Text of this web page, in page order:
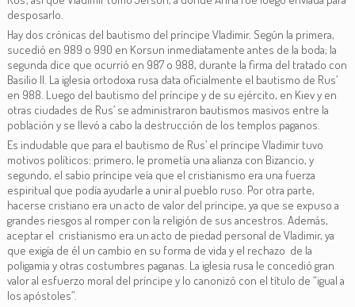
desposarlo.
Hay dos crónicas del bautismo del príncipe Vladimir. Según la primera,
sucedió en 989 o 990 en Korsun inmediatamente antes de la boda; la
segunda dice que ocurrió en 987 o 988, durante la firma del tratado con
Basilio II. La iglesia ortodoxa rusa data oficialmente el bautismo de Rus’
en 988. Luego del bautismo del príncipe y de su ejército, en Kiev y en
otras ciudades de Rus’ se administraron bautismos masivos entre la
población y se llevó a cabo la destrucción de los templos paganos.
Es indudable que para el bautismo de Rus’ el príncipe Vladimir tuvo
motivos políticos: primero, le prometía una alianza con Bizancio, y
segundo, el sabio príncipe veía que el cristianismo era una fuerza
espiritual que podía ayudarle a unir al pueblo ruso. Por otra parte,
hacerse cristiano era un acto de valor del príncipe, ya que se expuso a
grandes riesgos al romper con la religión de sus ancestros. Además,
aceptar el cristianismo era un acto de piedad personal de Vladimir, ya
que exigía de él un cambio en su forma de vida y el rechazo de la
poligamia y otras costumbres paganas. La iglesia rusa le concedió gran
valor al esfuerzo moral del príncipe y lo canonizó con el título de “igual a
los apóstoles”.